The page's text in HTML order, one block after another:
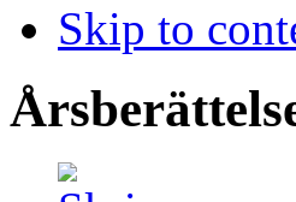
Skip to